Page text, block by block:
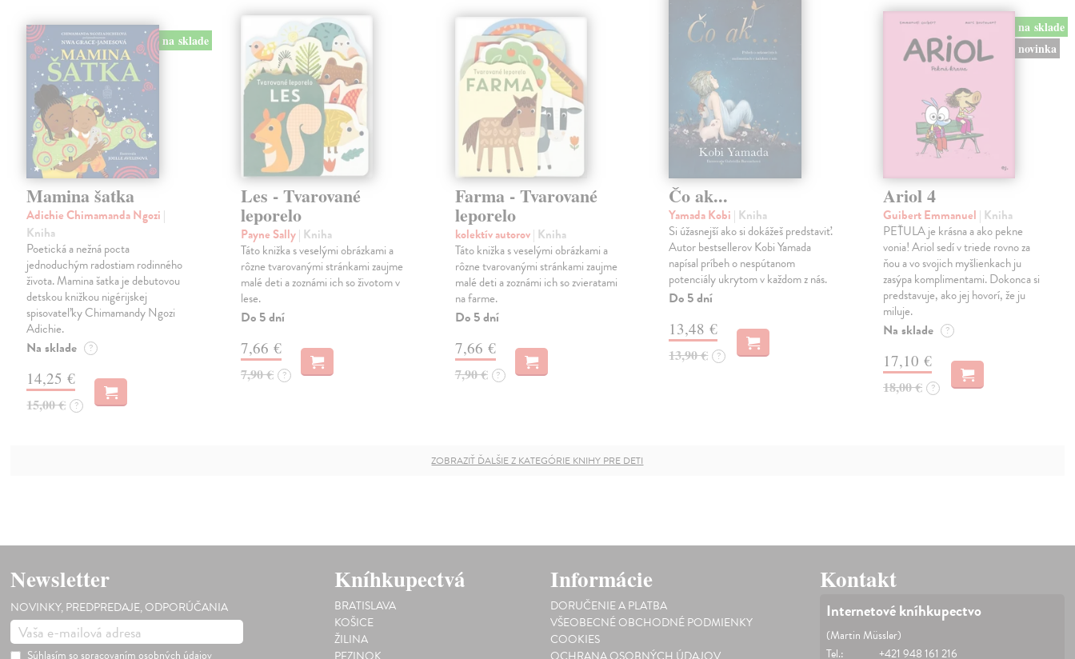
na sklade
Mamina šatka
Adichie Chimamanda Ngozi |
Kniha
Poetická a nežná pocta
jednoduchým radostiam rodinného
života. Mamina šatka je debutovou
detskou knižkou nigérijskej
spisovateľky Chimamandy Ngozi
Adichie.
Na sklade ?
14,25 €
15,00 € ?
Les - Tvarované
leporelo
Payne Sally| Kniha
Táto knižka s veselými obrázkami a
rôzne tvarovanými stránkami zaujme
malé deti a zoznámi ich so životom v
lese.
Do 5 dní
7,66 €
7,90 € ?
Farma - Tvarované
leporelo
kolektív autorov| Kniha
Táto knižka s veselými obrázkami a
rôzne tvarovanými stránkami zaujme
malé deti a zoznámi ich so zvieratami
na farme.
Do 5 dní
7,66 €
7,90 € ?
Čo ak...
Yamada Kobi | Kniha
Si úžasnejší ako si dokážeš predstaviť.
Autor bestsellerov Kobi Yamada
napísal príbeh o nespútanom
potenciály ukrytom v každom z nás.
Do 5 dní
13,48 €
13,90 € ?
na sklade
novinka
Ariol 4
Guibert Emmanuel | Kniha
PEŤULA je krásna a ako pekne
vonia! Ariol sedí v triede rovno za
ňou a vo svojich myšlienkach ju
zasýpa komplimentami. Dokonca si
predstavuje, ako jej hovorí, že ju
miluje.
Na sklade ?
17,10 €
18,00 € ?
ZOBRAZIŤ ĎALŠIE Z KATEGÓRIE KNIHY PRE DETI
Newsletter
NOVINKY, PREDPREDAJE, ODPORÚČANIA
Kníhkupectvá
BRATISLAVA
KOŠICE
ŽILINA
Informácie
DORUČENIE A PLATBA
VŠEOBECNÉ OBCHODNÉ PODMIENKY
COOKIES
Kontakt
Internetové kníhkupectvo
(Martin Müssler)
Tel.:
+421 948 161 216